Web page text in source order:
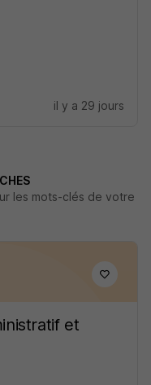
il y a 29 jours
les mots-clés de votre
et